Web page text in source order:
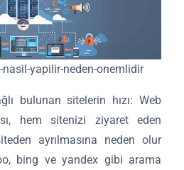
yapilir-neden-onemlidir
bulunan sitelerin hızı: Web
hem sitenizi ziyaret eden
ayrılmasına neden olur
bing ve yandex gibi arama